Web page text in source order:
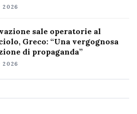
2026
sale operatorie al
Greco: “Una vergognosa
di propaganda”
2026